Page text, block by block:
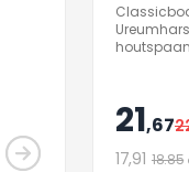
voor
21,67
17,91 18.85